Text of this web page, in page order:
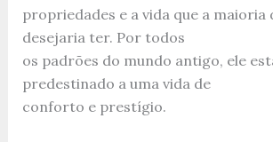
propriedades e a vida que a maioria
desejaria ter. Por todos
os padrões do mundo antigo, ele
predestinado a uma vida de
conforto e prestígio.